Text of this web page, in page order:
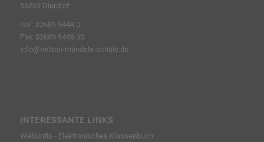
56269 Dierdorf
Tel.: 02689 9448 0
Fax: 02689 9448 30
info@nelson-mandela-schule.de
INTERESSANTE LINKS
WebUntis - Elektronisches Klassenbuch